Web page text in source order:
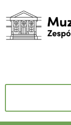
Muzeum
w